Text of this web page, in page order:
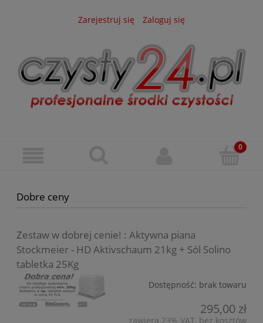
Zarejestruj się Zaloguj się
Dobre ceny
Zestaw w dobrej cenie! : Aktywna piana
Stockmeier - HD Aktivschaum 21kg + Sól Solino
tabletka 25Kg
Dostępność: brak towaru
295,00 zł
zawiera 23% VAT, bez kosztów